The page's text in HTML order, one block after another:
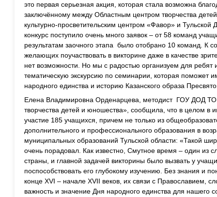
это первая серьезная акция, которая стала возможна
заключённому между Областным центром творчества
культурно-просветительским центром «Фавор» и
конкурс поступило очень много заявок – от 58 команд
результатам заочного этапа было отобрано 10 команд. К
желающих поучаствовать в викторине даже в качестве
нет возможности. Но мы с радостью организуем для
тематическую экскурсию по семинарии, которая поможет
народного единства и историю Казанского образа
Елена Владимировна Орденарцева, методист ГОУ ДОД ТО
творчества детей и юношества», сообщила, что в целом в
участие 185 учащихся, причем не только из
дополнительного и профессионального образования в
муниципальных образований Тульской области: «Такой
очень порадовал. Как известно, Смутное время – один из
страны, и главной задачей викторины было вызвать у
поспособствовать его глубокому изучению. Без знания и
конце XVI – начале XVII веков, их связи с Православием,
важность и значение Дня народного единства для нашего